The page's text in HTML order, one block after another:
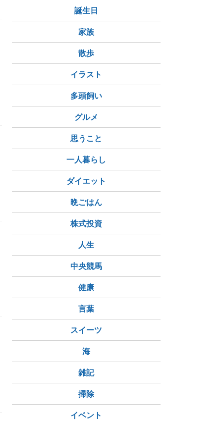
誕生日
家族
散歩
イラスト
多頭飼い
グルメ
思うこと
一人暮らし
ダイエット
晩ごはん
株式投資
人生
中央競馬
健康
言葉
スイーツ
海
雑記
掃除
イベント